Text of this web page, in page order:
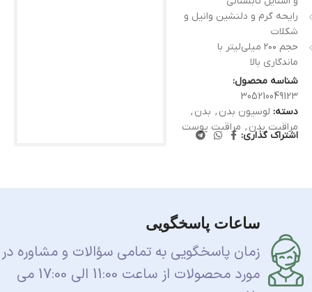
رایحه گرم و دلنشین وانیل و
شکلات
حجم ۲۰۰ میلی‌لیتر با
ماندگاری بالا
شناسه محصول:
305210049123
دسته: لوسیون بدن , بدن ,
مراقبت بدن , مراقبت پوست
اشتراک گذاری:
ساعات پاسخگویی
زمان پاسخگویی به تمامی سؤالات و مشاوره در
مورد محصولات از ساعت 11:00 الی 17:00 می